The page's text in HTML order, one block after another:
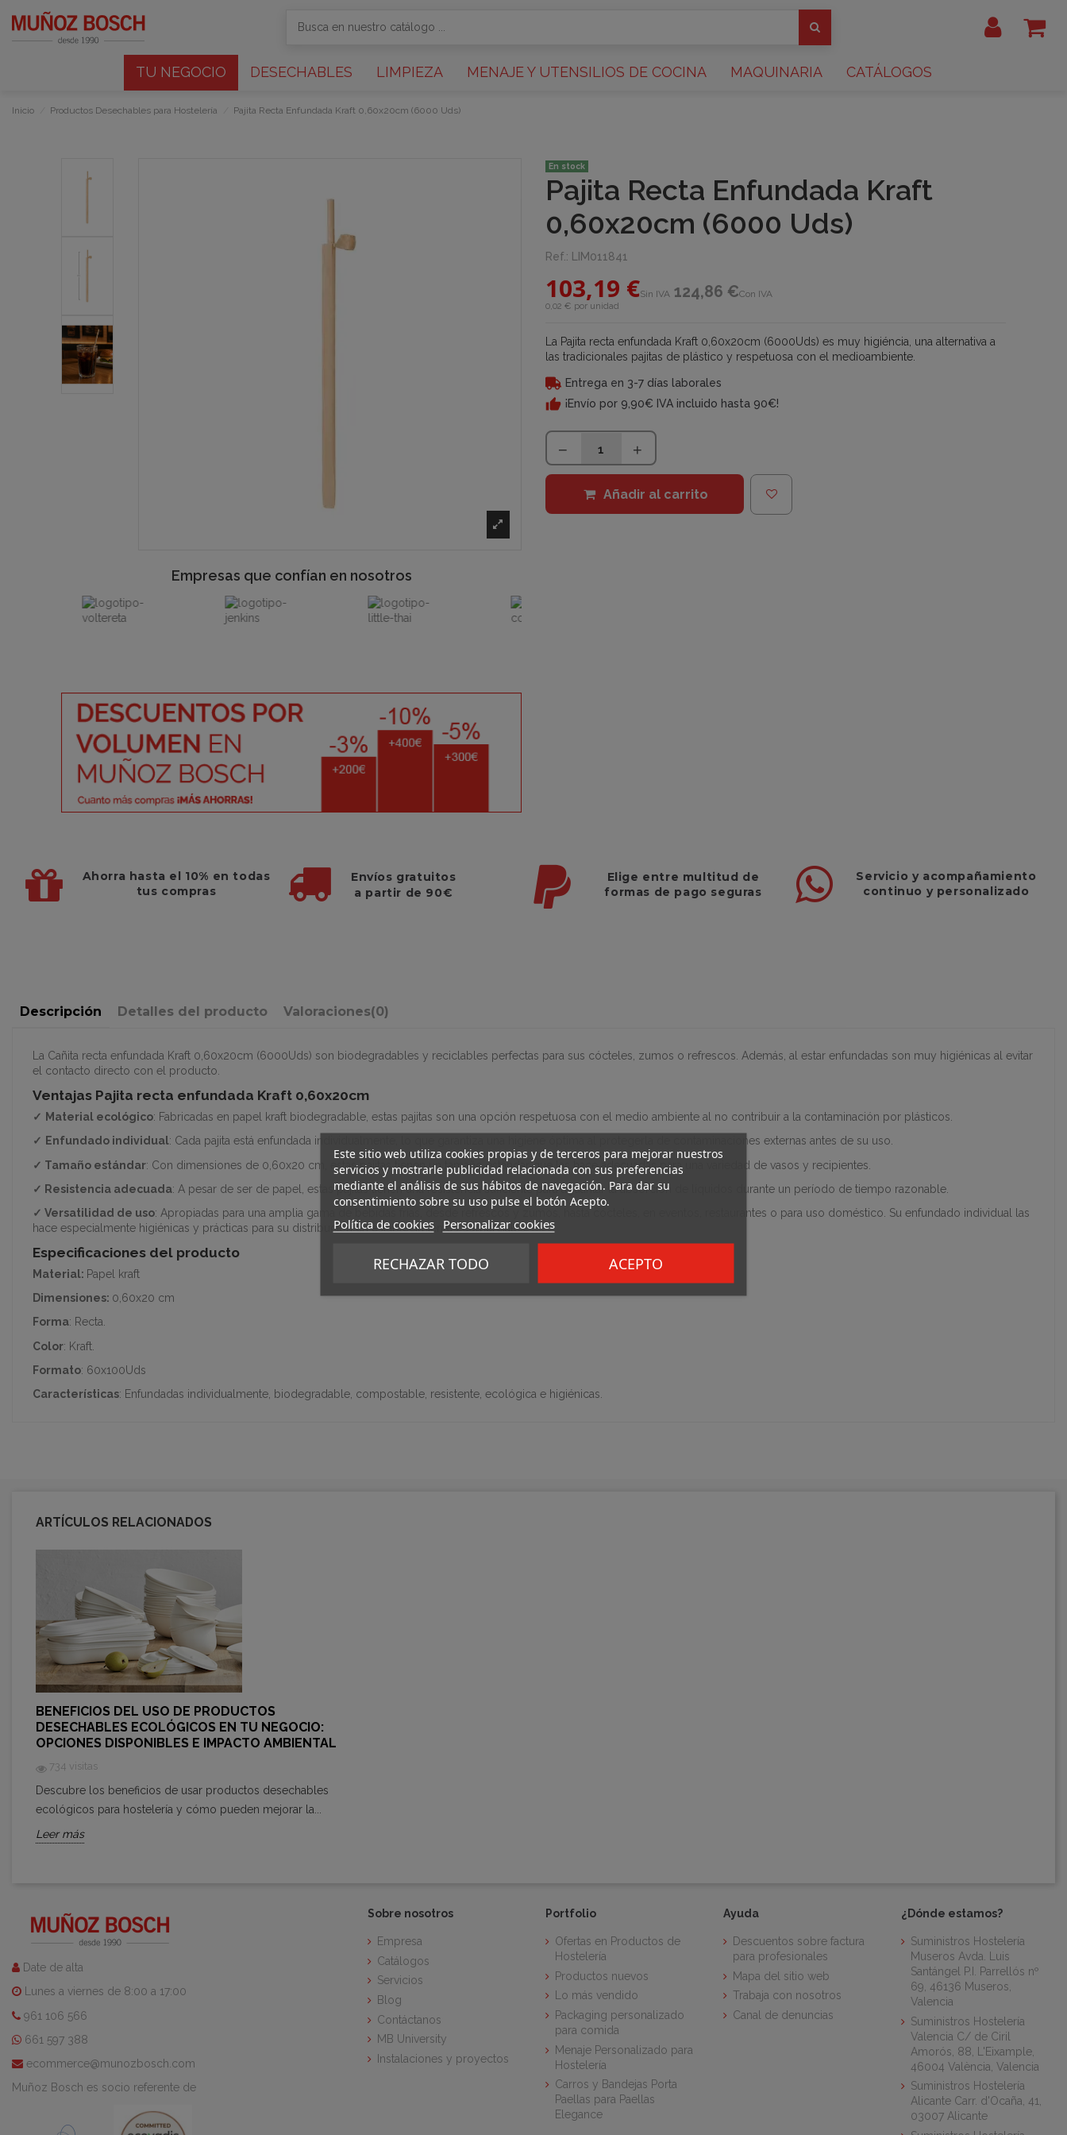
Este sitio web utiliza cookies propias y de terceros para mejorar nuestros
servicios y mostrarle publicidad relacionada con sus preferencias
mediante el análisis de sus hábitos de navegación. Para dar su
consentimiento sobre su uso pulse el botón Acepto.
Política de cookies Personalizar cookies
RECHAZAR TODO ACEPTO
TU NEGOCIO DESECHABLES LIMPIEZA MENAJE Y UTENSILIOS DE COCINA MAQUINARIA CATÁLOGOS
Inicio Productos Desechables para Hostelería Pajita Recta Enfundada Kraft 0,60x20cm (6000 Uds)
Empresas que confían en nosotros
En stock
Pajita Recta Enfundada Kraft
0,60x20cm (6000 Uds)
Ref.: LIM011841
103,19 €Sin IVA 124,86 €Con IVA
0,02 € por unidad
La Pajita recta enfundada Kraft 0,60x20cm (6000Uds) es muy higiéncia, una alternativa a
las tradicionales pajitas de plástico y respetuosa con el medioambiente.
Entrega en 3-7 días laborales
¡Envío por 9,90€ IVA incluido hasta 90€!
Añadir al carrito
Ahorra hasta el 10% en todas
tus compras
Envíos gratuitos
a partir de 90€
Elige entre multitud de
formas de pago seguras
Servicio y acompañamiento
continuo y personalizado
Descripción Detalles del producto Valoraciones(0)
La Cañita recta enfundada Kraft 0,60x20cm (6000Uds) son biodegradables y reciclables perfectas para sus cócteles, zumos o refrescos. Además, al estar enfundadas son muy higiénicas al evitar
el contacto directo con el producto.
Ventajas Pajita recta enfundada Kraft 0,60x20cm
✓ Material ecológico: Fabricadas en papel kraft biodegradable, estas pajitas son una opción respetuosa con el medio ambiente al no contribuir a la contaminación por plásticos.
✓ Enfundado individual: Cada pajita está enfundada individualmente, lo que garantiza una higiene óptima al protegerla de contaminaciones externas antes de su uso.
✓ Tamaño estándar: Con dimensiones de 0,60x20 cm, estas pajitas tienen un tamaño estándar que las hace adecuadas para una variedad de vasos y recipientes
✓ Resistencia adecuada: A pesar de ser de papel, estas pajitas tienen una resistencia suficiente para aguantar la absorción de líquidos durante un período de tiempo razonable
✓ Versatilidad de uso: Apropiadas para una amplia gama de bebidas frías, desde refrescos y zumos, hasta cócteles, en eventos, restaurantes o para uso doméstico. Su enfundado individual las
hace especialmente higiénicas y prácticas para su distribución en establecimientos comerciales.
Especificaciones del producto
Material: Papel kraft
Dimensiones: 0,60x20 cm
Forma: Recta.
Color: Kraft.
Formato: 60x100Uds
Características: Enfundadas individualmente, biodegradable, compostable, resistente, ecológica e higiénicas.
ARTÍCULOS RELACIONADOS
BENEFICIOS DEL USO DE PRODUCTOS
DESECHABLES ECOLÓGICOS EN TU NEGOCIO:
OPCIONES DISPONIBLES E IMPACTO AMBIENTAL
734 visitas
Descubre los beneficios de usar productos desechables
ecológicos para hostelería y cómo pueden mejorar la...
Leer más
Date de alta
Lunes a viernes de 8:00 a 17:00
961 106 566
661 597 388
ecommerce@munozbosch.com
Muñoz Bosch es socio referente de
Sobre nosotros
Empresa
Catálogos
Servicios
Blog
Contáctanos
MB University
Instalaciones y proyectos
Portfolio
Ofertas en Productos de
Hostelería
Productos nuevos
Lo más vendido
Packaging personalizado
para comida
Menaje Personalizado para
Hostelería
Carros y Bandejas Porta
Paellas para Paellas
Elegance
Ayuda
Descuentos sobre factura
para profesionales
Mapa del sitio web
Trabaja con nosotros
Canal de denuncias
¿Dónde estamos?
Suministros Hostelería
Museros Avda. Luis
Santángel P.I. Parrellós nº
69, 46136 Museros,
Valencia
Suministros Hostelería
Valencia C/ de Ciril
Amorós, 88, L'Eixample,
46004 València, Valencia
Suministros Hostelería
Alicante Carr. d'Ocaña, 41,
03007 Alicante